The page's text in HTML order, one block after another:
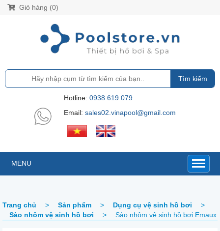
Giỏ hàng (0)
Tìm kiếm
Hotline: 0938 619 079
Email: sales02.vinapool@gmail.com
MENU
Trang chủ > Sản phẩm > Dụng cụ vệ sinh hồ bơi
>
Sào nhôm vệ sinh hồ bơi
> Sào nhôm vệ sinh hồ bơi Emaux